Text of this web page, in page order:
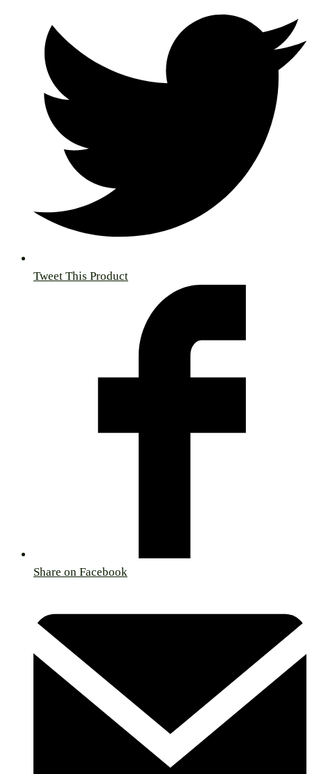
Tweet This Product
Share on Facebook